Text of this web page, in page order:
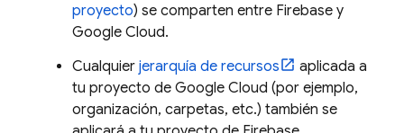
proyecto) se comparten entre Firebase y
Google Cloud.
Cualquier jerarquía de recursos
aplicada a
tu proyecto de Google Cloud (por ejemplo,
organización, carpetas, etc.) también se